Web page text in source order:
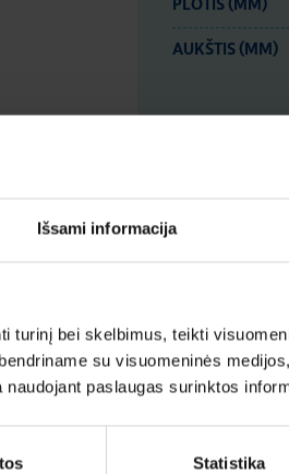
Išsami informacija
turinį bei skelbimus, teikti
su visuomeninės
paslaugas surinktos
Statistika
PLOTIS (MM)
AUKŠTIS (MM)